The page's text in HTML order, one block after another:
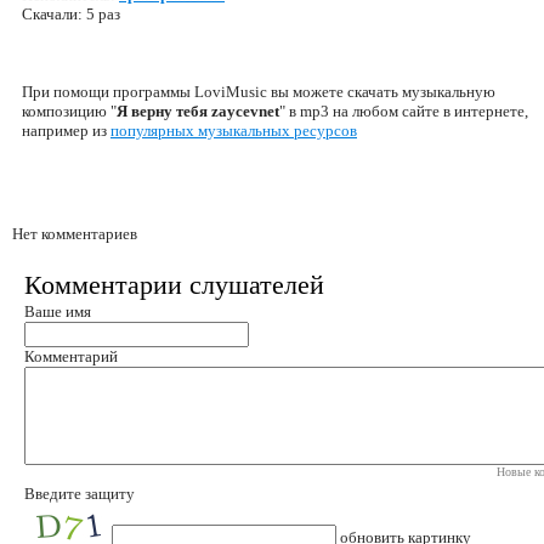
Скачали: 5 раз
При помощи программы LoviMusic вы можете скачать музыкальную
композицию "Я верну тебя zaycevnet" в mp3 на любом сайте в интернете,
например из популярных музыкальных ресурсов
Нет комментариев
Комментарии слушателей
Ваше имя
Комментарий
Новые
Введите защиту
обновить картинку